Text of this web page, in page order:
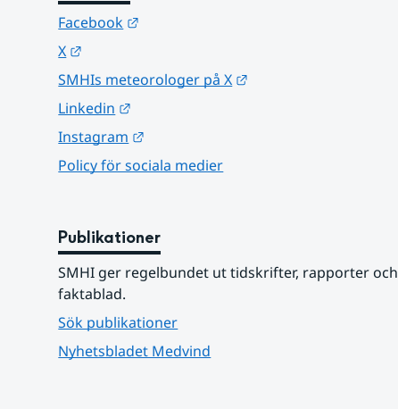
Facebook
X
SMHIs meteorologer på X
Linkedin
Instagram
Policy för sociala medier
Publikationer
SMHI ger regelbundet ut tidskrifter, rapporter och
faktablad.
Sök publikationer
Nyhetsbladet Medvind